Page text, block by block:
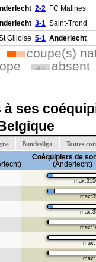
2-2 FC Malines
3-1 Saint-Trond
Gilloise 5-1 Anderlecht
coupe(s)
abs. absent
ses
Bundesliga Toutes
Coéquipiers de
(Anderlecht)